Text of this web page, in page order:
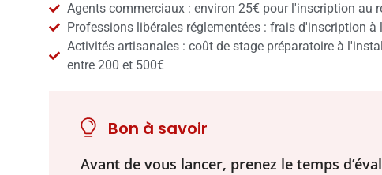
Agents commerciaux : environ 25€ pour l'inscription au
Professions libérales réglementées : frais d'inscription
Activités artisanales : coût de stage préparatoire à
entre 200 et 500€
Bon à savoir
Avant de vous lancer, prenez le temps